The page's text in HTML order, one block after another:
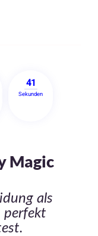
41
Sekunden
Magic
als
perfekt